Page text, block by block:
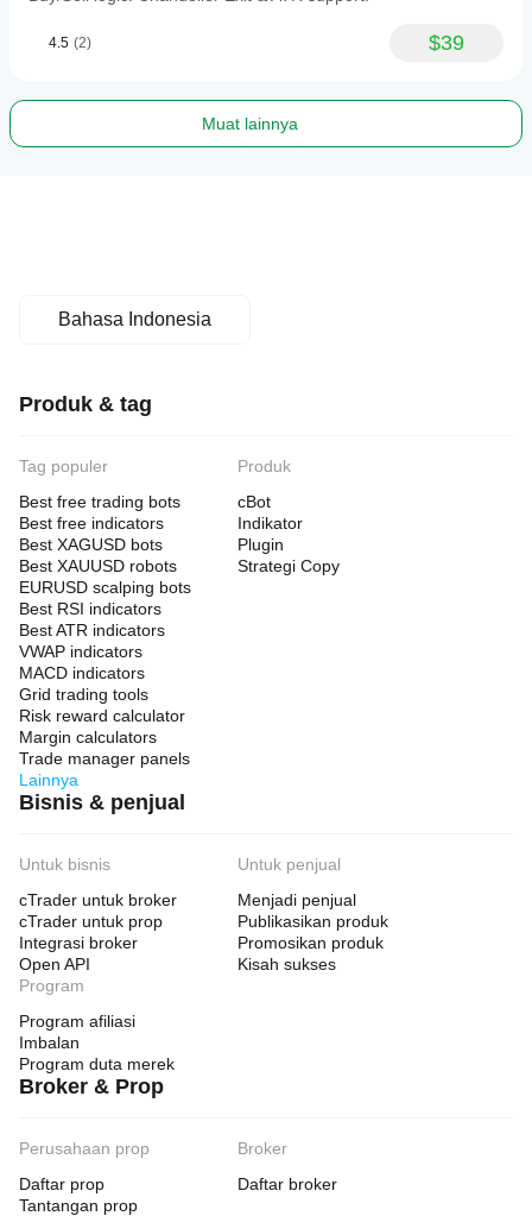
4.5 (2) $39
Muat lainnya
Bahasa Indonesia
Produk & tag
Tag populer
Best free trading bots
Best free indicators
Best XAGUSD bots
Best XAUUSD robots
EURUSD scalping bots
Best RSI indicators
Best ATR indicators
VWAP indicators
MACD indicators
Grid trading tools
Risk reward calculator
Margin calculators
Trade manager panels
Lainnya
Produk
cBot
Indikator
Plugin
Strategi Copy
Bisnis & penjual
Untuk bisnis
cTrader untuk broker
cTrader untuk prop
Integrasi broker
Open API
Untuk penjual
Menjadi penjual
Publikasikan produk
Promosikan produk
Kisah sukses
Program
Program afiliasi
Imbalan
Program duta merek
Broker & Prop
Perusahaan prop
Daftar prop
Tantangan prop
Broker
Daftar broker